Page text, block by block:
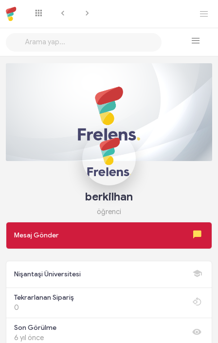
Takip Et
berkilhan
öğrenci
Mesaj Gönder
Nişantaşi Üniversitesi
Tekrarlanan Sipariş
0
Son Görülme
6 yıl önce